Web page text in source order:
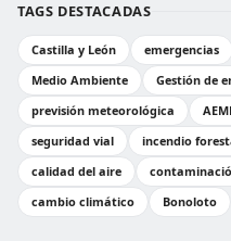
TAGS DESTACADAS
Castilla y León emergencias
Medio Ambiente
Gestión de
previsión meteorológica
seguridad vial
incendio
calidad del aire
cambio climático
Bonoloto